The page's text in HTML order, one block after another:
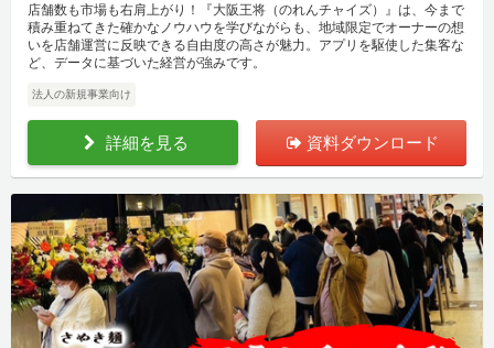
店舗数も市場も右肩上がり！『大阪王将（のれんチャイズ）』は、今まで
積み重ねてきた確かなノウハウを学びながらも、地域限定でオーナーの想
いを店舗運営に反映できる自由度の高さが魅力。アプリを駆使した集客な
ど、データに基づいた経営が強みです。
法人の新規事業向け
詳細を見る 資料ダウンロード